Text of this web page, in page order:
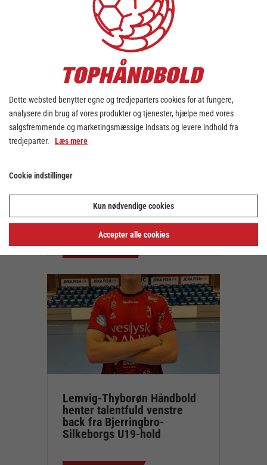
26. jul. 2026
Pre-season programmet er
træningskampe venter LTH
Lemvig-Thyborøn Håndbold
henter talentfuld venstre
back fra Bjerringbro-
Silkeborgs U19-hold
Dette websted benytter egne og tredjeparters cookies for at fungere,
analysere din brug af vores produkter og tjenester, hjælpe med vores
salgsfremmende og marketingsmæssige indsats og levere indhold fra
tredjeparter. Læs mere
Cookie indstillinger
Kun nødvendige cookies
Accepter alle cookies